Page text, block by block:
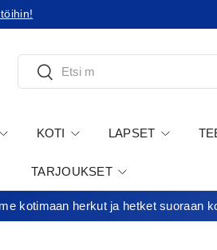
Etsi
KOTI LAPSET
TARJOUKSET
kotimaan herkut ja hetket suoraan